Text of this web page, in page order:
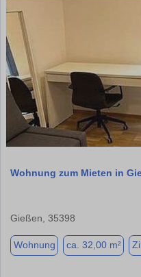
Wohnung zum Mieten in
Gießen, 35398
Wohnung ca. 32,00 m²